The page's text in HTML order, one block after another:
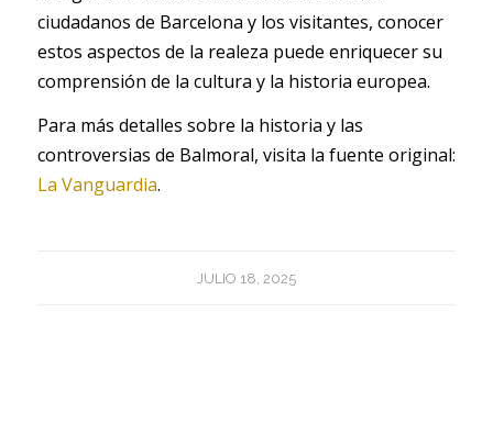
ciudadanos de Barcelona y los visitantes, conocer
estos aspectos de la realeza puede enriquecer su
comprensión de la cultura y la historia europea.
Para más detalles sobre la historia y las
controversias de Balmoral, visita la fuente original:
La Vanguardia.
JULIO 18, 2025